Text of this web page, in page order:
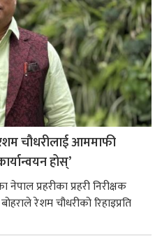
चौधरीलाई आममाफी
होस्’
प्रहरीका प्रहरी निरीक्षक
रेशम चौधरीको रिहाइप्रति